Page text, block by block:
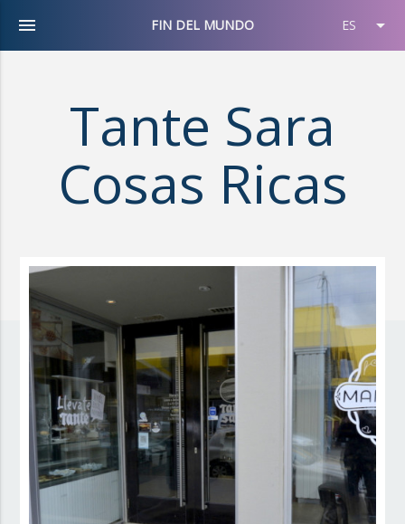
FIN DEL MUNDO
menu ES arrow_drop_down
Tante Sara
Cosas Ricas